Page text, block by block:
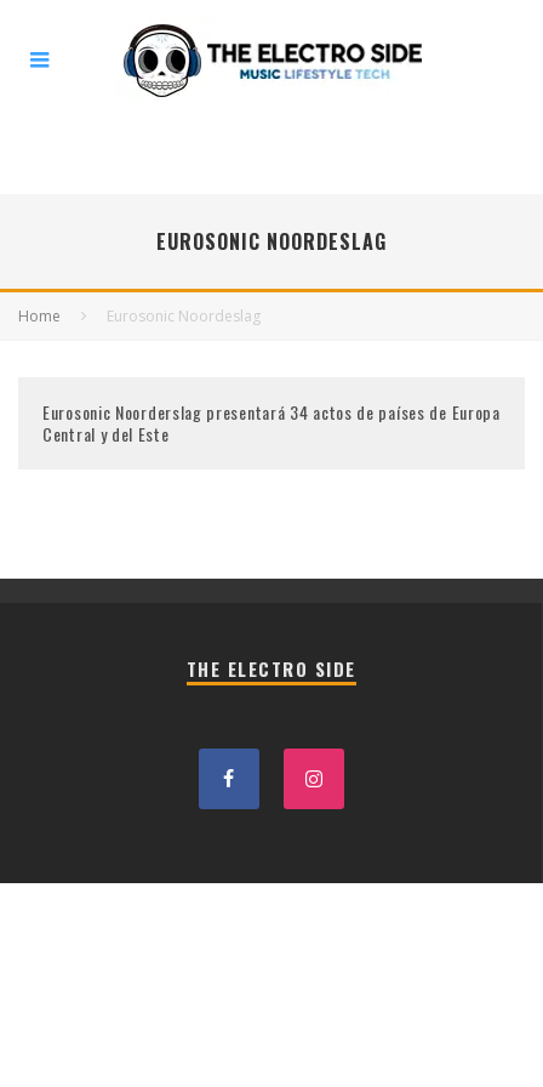
EUROSONIC NOORDESLAG
Home Eurosonic Noordeslag
Eurosonic Noorderslag presentará 34 actos de países de Europa
Central y del Este
THE ELECTRO SIDE